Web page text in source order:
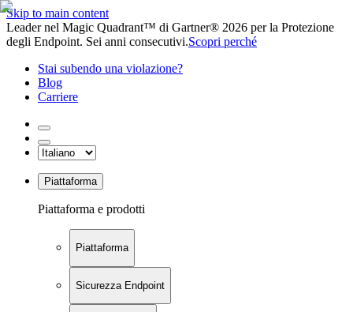
Skip to main content
Leader nel Magic Quadrant™ di Gartner® 2026 per la Protezione
degli Endpoint. Sei anni consecutivi.Scopri perché
Stai subendo una violazione?
Blog
Carriere
Piattaforma
Piattaforma e prodotti
Piattaforma
Sicurezza Endpoint